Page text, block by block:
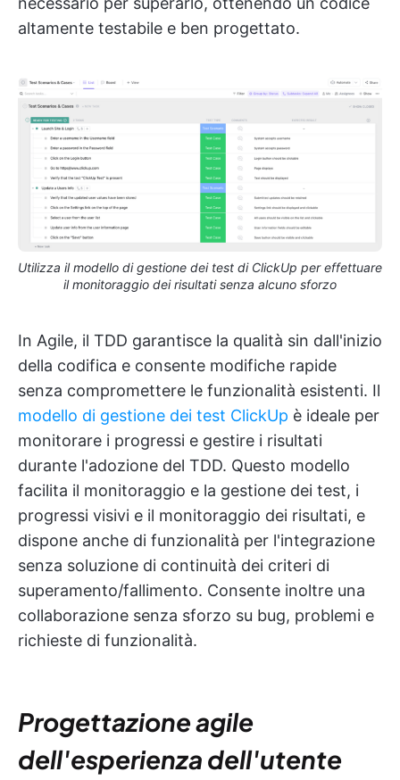
altamente testabile e ben progettato.
Utilizza il modello di gestione dei test di ClickUp per effettuare
il monitoraggio dei risultati senza alcuno sforzo
In Agile, il TDD garantisce la qualità sin dall'inizio
della codifica e consente modifiche rapide
senza compromettere le funzionalità esistenti. Il
modello di gestione dei test ClickUp è ideale per
monitorare i progressi e gestire i risultati
durante l'adozione del TDD. Questo modello
facilita il monitoraggio e la gestione dei test, i
progressi visivi e il monitoraggio dei risultati, e
dispone anche di funzionalità per l'integrazione
senza soluzione di continuità dei criteri di
superamento/fallimento. Consente inoltre una
collaborazione senza sforzo su bug, problemi e
richieste di funzionalità.
Progettazione agile
dell'esperienza dell'utente